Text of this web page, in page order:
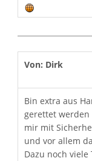
Von: Dirk
Bin extra aus
gerettet
mir mit
und vor allem
Dazu noch viele